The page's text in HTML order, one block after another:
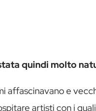
quindi molto
affascinavano e
artisti con i